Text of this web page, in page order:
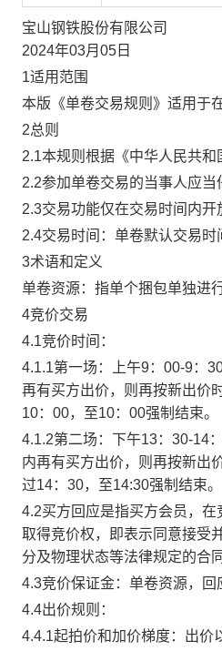
宝山钢铁股份有限公司
2024年03月05日
1适用范围
本版《单卷交易规则》适用于
2总则
2.1本规则根据《中华人民共和
2.2参加单卷交易的当事人应
2.3交易功能仅在交易时间内
2.4交易时间：单卷默认交易
3术语和定义
单卷资源：指单个捆包单独进
4竞价交易
4.1竞价时间：
4.1.1第一场：上午9：00-9：
再有买方出价，则再按新出价
10：00，至10：00强制结束。
4.1.2第二场：下午13：30-14
内再有买方出价，则再按新出
过14：30，至14:30强制结束。
4.2买方回应是指买方会员，
取得竞价权，即表示同意接受
分及物理状态等法律规定的合
4.3竞价保证金：单卷资源，回
4.4出价规则：
4.4.1起拍价和加价梯度：出价